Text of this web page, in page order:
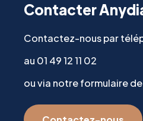
Contacter
Contactez-nous par
au 01 49 12 11 02
ou via notre formulaire